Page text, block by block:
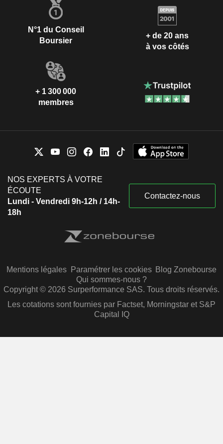
N°1 du Conseil
Boursier
+ de 20 ans
à vos côtés
+ 1 300 000
membres
NOS EXPERTS À VOTRE
ÉCOUTE
Lundi - Vendredi 9h-12h / 14h-
18h
Contactez-nous
Mentions légales Paramétrer les cookies Blog Zonebourse
Qui sommes-nous ?
Copyright © 2026 Surperformance SAS. Tous droits réservés.
Les cotations sont fournies par Factset, Morningstar et S&P
Capital IQ